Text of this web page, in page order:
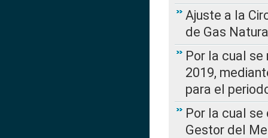
Ajuste a la
de Gas
Por la cual se
2019,
para el
Por la cual
Gestor del